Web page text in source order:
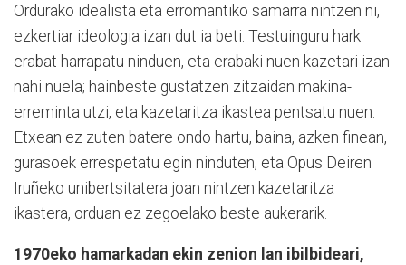
Ordurako idealista eta erromantiko samarra nintzen ni,
ezkertiar ideologia izan dut ia beti. Testuinguru hark
erabat harrapatu ninduen, eta erabaki nuen kazetari izan
nahi nuela; hainbeste gustatzen zitzaidan makina-
erreminta utzi, eta kazetaritza ikastea pentsatu nuen.
Etxean ez zuten batere ondo hartu, baina, azken finean,
gurasoek errespetatu egin ninduten, eta Opus Deiren
Iruñeko unibertsitatera joan nintzen kazetaritza
ikastera, orduan ez zegoelako beste aukerarik.
1970eko hamarkadan ekin zenion lan ibilbideari,